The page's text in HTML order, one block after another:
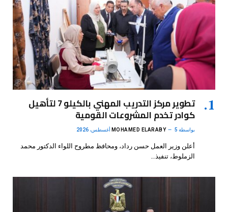
تطوير مركز التدريب المهني بالكيلو 7 لتأهيل
كوادر تخدم المشروعات القومية
بواسطة MOHAMED ELARABY 5 أغسطس، 2026
أعلن وزير العمل حسن رداد، ومحافظ مطروح اللواء الدكتور محمد
الزملوط، تنفيذ…